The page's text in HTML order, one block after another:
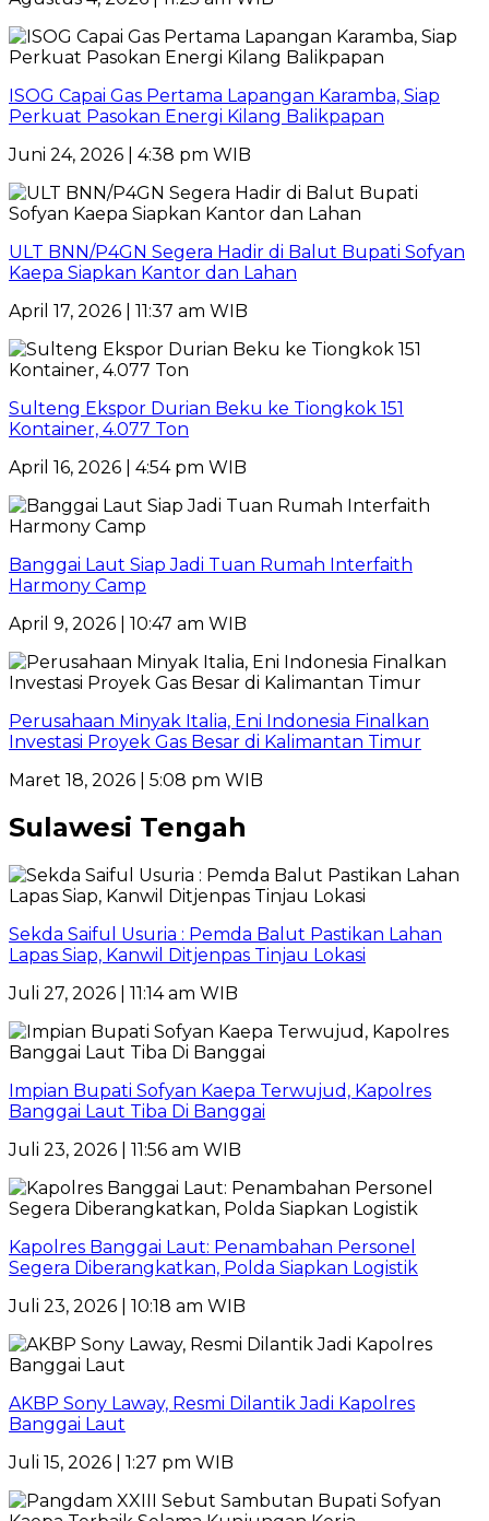
ISOG Capai Gas Pertama Lapangan Karamba, Siap
Perkuat Pasokan Energi Kilang Balikpapan
Juni 24, 2026 | 4:38 pm WIB
ULT BNN/P4GN Segera Hadir di Balut Bupati Sofyan
Kaepa Siapkan Kantor dan Lahan
April 17, 2026 | 11:37 am WIB
Sulteng Ekspor Durian Beku ke Tiongkok 151
Kontainer, 4.077 Ton
April 16, 2026 | 4:54 pm WIB
Banggai Laut Siap Jadi Tuan Rumah Interfaith
Harmony Camp
April 9, 2026 | 10:47 am WIB
Perusahaan Minyak Italia, Eni Indonesia Finalkan
Investasi Proyek Gas Besar di Kalimantan Timur
Maret 18, 2026 | 5:08 pm WIB
Sulawesi Tengah
Sekda Saiful Usuria : Pemda Balut Pastikan Lahan
Lapas Siap, Kanwil Ditjenpas Tinjau Lokasi
Juli 27, 2026 | 11:14 am WIB
Impian Bupati Sofyan Kaepa Terwujud, Kapolres
Banggai Laut Tiba Di Banggai
Juli 23, 2026 | 11:56 am WIB
Kapolres Banggai Laut: Penambahan Personel
Segera Diberangkatkan, Polda Siapkan Logistik
Juli 23, 2026 | 10:18 am WIB
AKBP Sony Laway, Resmi Dilantik Jadi Kapolres
Banggai Laut
Juli 15, 2026 | 1:27 pm WIB